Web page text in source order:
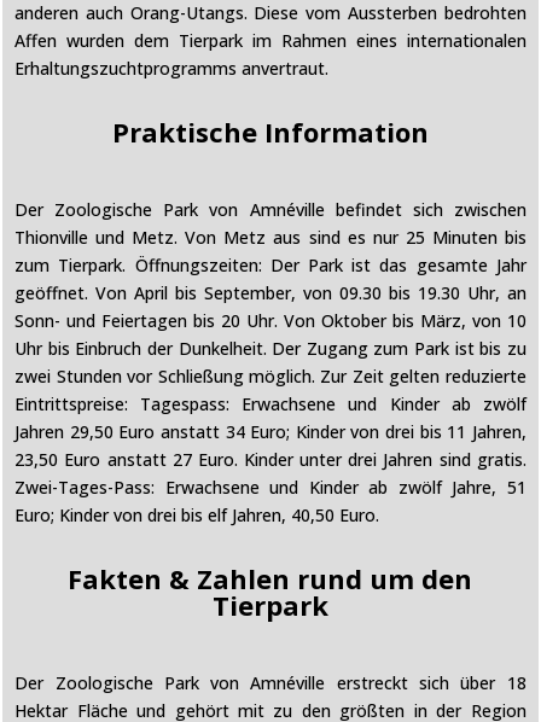
anderen auch Orang-Utangs. Diese vom Aussterben bedrohten
Affen wurden dem Tierpark im Rahmen eines internationalen
Erhaltungszuchtprogramms anvertraut.
Praktische Information
Der Zoologische Park von Amnéville befindet sich zwischen
Thionville und Metz. Von Metz aus sind es nur 25 Minuten bis
zum Tierpark. Öffnungszeiten: Der Park ist das gesamte Jahr
geöffnet. Von April bis September, von 09.30 bis 19.30 Uhr, an
Sonn- und Feiertagen bis 20 Uhr. Von Oktober bis März, von 10
Uhr bis Einbruch der Dunkelheit. Der Zugang zum Park ist bis zu
zwei Stunden vor Schließung möglich. Zur Zeit gelten reduzierte
Eintrittspreise: Tagespass: Erwachsene und Kinder ab zwölf
Jahren 29,50 Euro anstatt 34 Euro; Kinder von drei bis 11 Jahren,
23,50 Euro anstatt 27 Euro. Kinder unter drei Jahren sind gratis.
Zwei-Tages-Pass: Erwachsene und Kinder ab zwölf Jahre, 51
Euro; Kinder von drei bis elf Jahren, 40,50 Euro.
Fakten & Zahlen rund um den
Tierpark
Der Zoologische Park von Amnéville erstreckt sich über 18
Hektar Fläche und gehört mit zu den größten in der Region